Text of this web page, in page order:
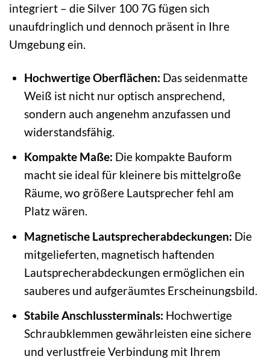
integriert – die Silver 100 7G fügen sich
unaufdringlich und dennoch präsent in Ihre
Umgebung ein.
Hochwertige Oberflächen: Das seidenmatte
Weiß ist nicht nur optisch ansprechend,
sondern auch angenehm anzufassen und
widerstandsfähig.
Kompakte Maße: Die kompakte Bauform
macht sie ideal für kleinere bis mittelgroße
Räume, wo größere Lautsprecher fehl am
Platz wären.
Magnetische Lautsprecherabdeckungen: Die
mitgelieferten, magnetisch haftenden
Lautsprecherabdeckungen ermöglichen ein
sauberes und aufgeräumtes Erscheinungsbild.
Stabile Anschlussterminals: Hochwertige
Schraubklemmen gewährleisten eine sichere
und verlustfreie Verbindung mit Ihrem